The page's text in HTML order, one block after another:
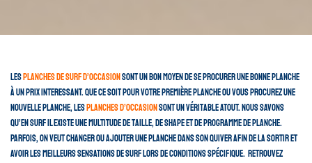
Les planches de surf d’occasion sont un bon moyen de se procurer une bonne planche
à un prix interessant. Que ce soit pour votre première planche ou vous procurez une
nouvelle planche, les planches d’occasion sont un véritable atout. Nous savons
qu’en surf il existe une multitude de taille, de shape et de programme de planche.
Parfois, on veut changer ou ajouter une planche dans son quiver afin de la sortir et
avoir les meilleurs sensations de surf lors de conditions spécifique. Retrouvez